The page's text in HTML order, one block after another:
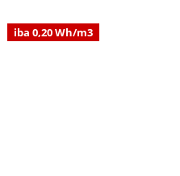
iba 0,20 Wh/m3